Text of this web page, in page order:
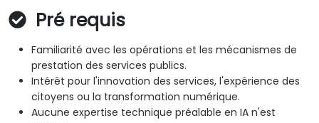
Pré requis
Familiarité avec les opérations et les mécanismes de
prestation des services publics.
Intérêt pour l'innovation des services, l'expérience des
citoyens ou la transformation numérique.
Aucune expertise technique préalable en IA n'est